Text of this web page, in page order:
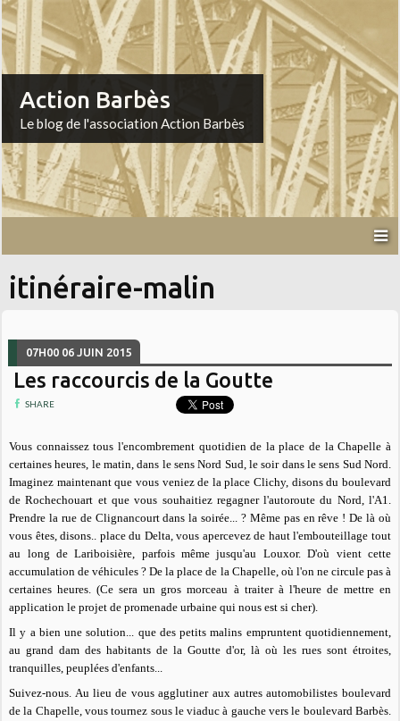
Action Barbès
Le blog de l'association Action Barbès
itinéraire-malin
07H00 06 JUIN 2015
Les raccourcis de la Goutte
SHARE
Vous connaissez tous l'encombrement quotidien de la place de la Chapelle à
certaines heures, le matin, dans le sens Nord Sud, le soir dans le sens Sud Nord.
Imaginez maintenant que vous veniez de la place Clichy, disons du boulevard
de Rochechouart et que vous souhaitiez regagner l'autoroute du Nord, l'A1.
Prendre la rue de Clignancourt dans la soirée... ? Même pas en rêve ! De là où
vous êtes, disons.. place du Delta, vous apercevez de haut l'embouteillage tout
au long de Lariboisière, parfois même jusqu'au Louxor. D'où vient cette
accumulation de véhicules ? De la place de la Chapelle, où l'on ne circule pas à
certaines heures. (Ce sera un gros morceau à traiter à l'heure de mettre en
application le projet de promenade urbaine qui nous est si cher).
Il y a bien une solution... que des petits malins empruntent quotidiennement,
au grand dam des habitants de la Goutte d'or, là où les rues sont étroites,
tranquilles, peuplées d'enfants...
Suivez-nous. Au lieu de vous agglutiner aux autres automobilistes boulevard
de la Chapelle, vous tournez sous le viaduc à gauche vers le boulevard Barbès.